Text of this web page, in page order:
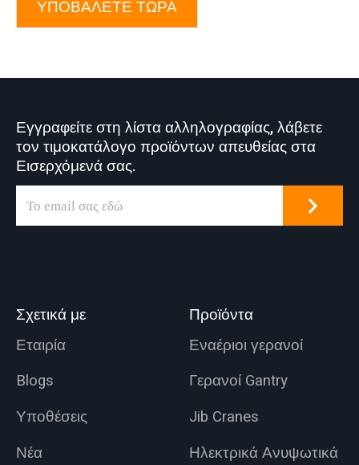
ΥΠΟΒΆΛΕΤΕ ΤΏΡΑ
Εγγραφείτε στη λίστα αλληλογραφίας, λάβετε
τον τιμοκατάλογο προϊόντων απευθείας στα
Εισερχόμενά σας.
Σχετικά με
Εταιρία
Blogs
Υποθέσεις
Νέα
Προϊόντα
Εναέριοι γερανοί
Γερανοί Gantry
Jib Cranes
Ηλεκτρικά Ανυψωτικά